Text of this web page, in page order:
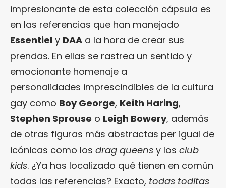
impresionante de esta colección cápsula es
en las referencias que han manejado
Essentiel y DAA a la hora de crear sus
prendas. En ellas se rastrea un sentido y
emocionante homenaje a
personalidades imprescindibles de la cultura
gay como Boy George, Keith Haring,
Stephen Sprouse o Leigh Bowery, además
de otras figuras más abstractas per igual de
icónicas como los drag queens y los club
kids. ¿Ya has localizado qué tienen en común
todas las referencias? Exacto, todas toditas